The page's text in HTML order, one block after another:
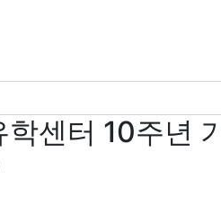
학센터 10주년